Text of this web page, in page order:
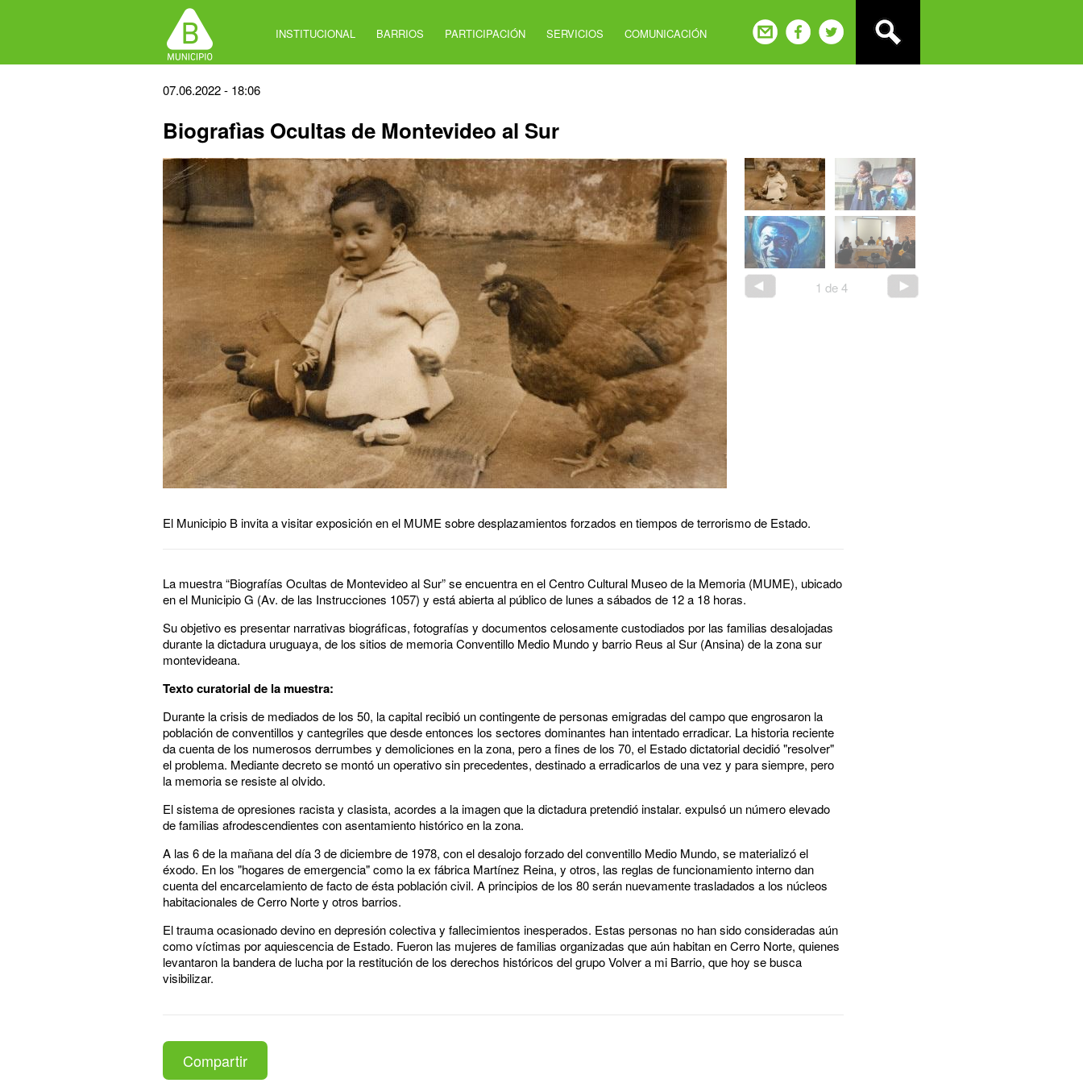
INSTITUCIONAL BARRIOS PARTICIPACIÓN SERVICIOS COMUNICACIÓN
Back
top
07.06.2022 - 18:06
Biografìas Ocultas de Montevideo al Sur
1 de4
El Municipio B invita a visitar exposición en el MUME sobre desplazamientos forzados en tiempos de terrorismo de Estado.
La muestra “Biografías Ocultas de Montevideo al Sur” se encuentra en el Centro Cultural Museo de la Memoria (MUME), ubicado
en el Municipio G (Av. de las Instrucciones 1057) y está abierta al público de lunes a sábados de 12 a 18 horas.
Su objetivo es presentar narrativas biográficas, fotografías y documentos celosamente custodiados por las familias desalojadas
durante la dictadura uruguaya, de los sitios de memoria Conventillo Medio Mundo y barrio Reus al Sur (Ansina) de la zona sur
montevideana.
Texto curatorial de la muestra:
Durante la crisis de mediados de los 50, la capital recibió un contingente de personas emigradas del campo que engrosaron la
población de conventillos y cantegriles que desde entonces los sectores dominantes han intentado erradicar. La historia reciente
da cuenta de los numerosos derrumbes y demoliciones en la zona, pero a fines de los 70, el Estado dictatorial decidió "resolver"
el problema. Mediante decreto se montó un operativo sin precedentes, destinado a erradicarlos de una vez y para siempre, pero
la memoria se resiste al olvido.
El sistema de opresiones racista y clasista, acordes a la imagen que la dictadura pretendió instalar. expulsó un número elevado
de familias afrodescendientes con asentamiento histórico en la zona.
A las 6 de la mañana del día 3 de diciembre de 1978, con el desalojo forzado del conventillo Medio Mundo, se materializó el
éxodo. En los "hogares de emergencia" como la ex fábrica Martínez Reina, y otros, las reglas de funcionamiento interno dan
cuenta del encarcelamiento de facto de ésta población civil. A principios de los 80 serán nuevamente trasladados a los núcleos
habitacionales de Cerro Norte y otros barrios.
El trauma ocasionado devino en depresión colectiva y fallecimientos inesperados. Estas personas no han sido consideradas aún
como víctimas por aquiescencia de Estado. Fueron las mujeres de familias organizadas que aún habitan en Cerro Norte, quienes
levantaron la bandera de lucha por la restitución de los derechos históricos del grupo Volver a mi Barrio, que hoy se busca
visibilizar.
Compartir